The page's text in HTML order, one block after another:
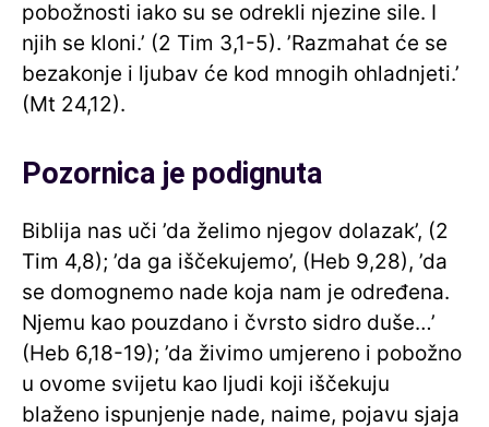
pobožnosti iako su se odrekli njezine sile. I
njih se kloni.’ (2 Tim 3,1-5). ’Razmahat će se
bezakonje i ljubav će kod mnogih ohladnjeti.’
(Mt 24,12).
Pozornica je podignuta
Biblija nas uči ’da želimo njegov dolazak’, (2
Tim 4,8); ’da ga iščekujemo’, (Heb 9,28), ’da
se domognemo nade koja nam je određena.
Njemu kao pouzdano i čvrsto sidro duše…’
(Heb 6,18-19); ’da živimo umjereno i pobožno
u ovome svijetu kao ljudi koji iščekuju
blaženo ispunjenje nade, naime, pojavu sjaja